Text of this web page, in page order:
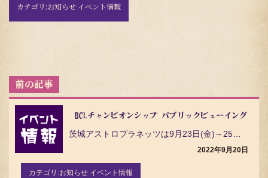
カテゴリ:お知らせ イベント情報
投
稿
ナ
ゲ
ー
BCLチャンピオンシップ パブリックビューイング開催
2022年9月20日
カテゴリ:お知らせ イベント情報